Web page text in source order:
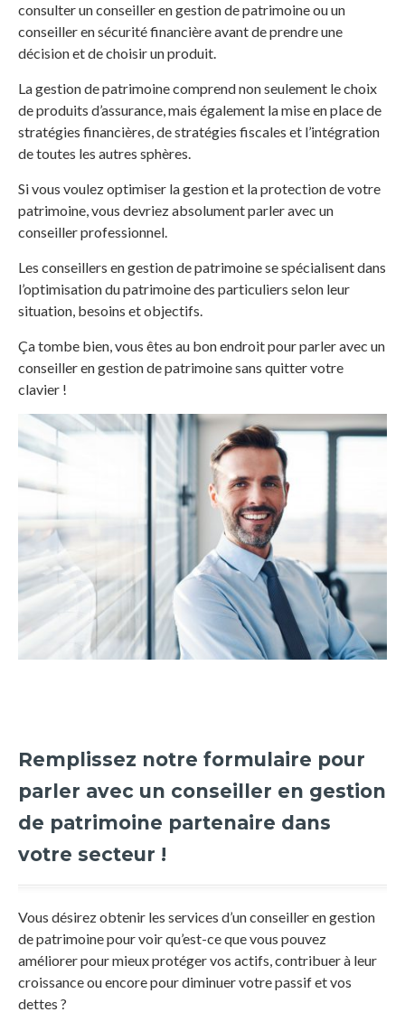
consulter un conseiller en gestion de patrimoine ou un
conseiller en sécurité financière avant de prendre une
décision et de choisir un produit.
La gestion de patrimoine comprend non seulement le choix
de produits d’assurance, mais également la mise en place de
stratégies financières, de stratégies fiscales et l’intégration
de toutes les autres sphères.
Si vous voulez optimiser la gestion et la protection de votre
patrimoine, vous devriez absolument parler avec un
conseiller professionnel.
Les conseillers en gestion de patrimoine se spécialisent dans
l’optimisation du patrimoine des particuliers selon leur
situation, besoins et objectifs.
Ça tombe bien, vous êtes au bon endroit pour parler avec un
conseiller en gestion de patrimoine sans quitter votre
clavier !
Remplissez notre formulaire pour
parler avec un conseiller en gestion
de patrimoine partenaire dans
votre secteur !
Vous désirez obtenir les services d’un conseiller en gestion
de patrimoine pour voir qu’est-ce que vous pouvez
améliorer pour mieux protéger vos actifs, contribuer à leur
croissance ou encore pour diminuer votre passif et vos
dettes ?